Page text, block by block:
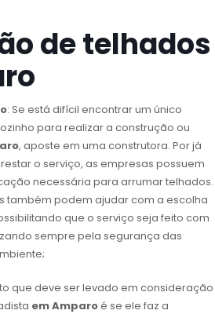
de telhados
: Se está difícil encontrar um único
para realizar a construção ou
, aposte em uma construtora. Por já
o serviço, as empresas possuem
necessária para arrumar telhados.
também podem ajudar com a escolha
que o serviço seja feito com
sempre pela segurança das
que deve ser levado em consideração
em Amparoé se ele faz a